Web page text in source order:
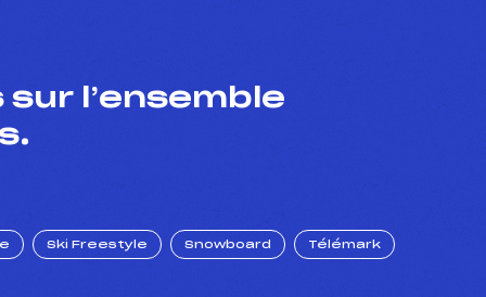
l’ensemble
Ski Freestyle Snowboard Télémark